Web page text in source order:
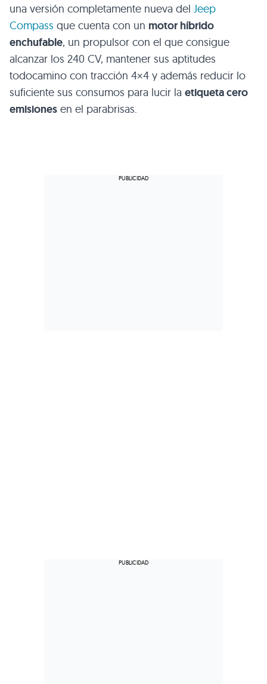
una versión completamente nueva del Jeep
Compass que cuenta con un motor híbrido
enchufable, un propulsor con el que consigue
alcanzar los 240 CV, mantener sus aptitudes
todocamino con tracción 4×4 y además reducir lo
suficiente sus consumos para lucir la etiqueta cero
emisiones en el parabrisas.